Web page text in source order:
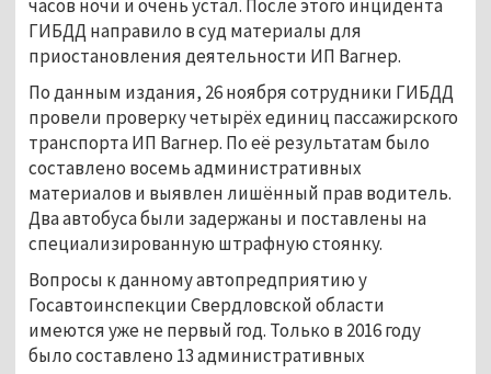
часов ночи и очень устал. После этого инцидента
ГИБДД направило в суд материалы для
приостановления деятельности ИП Вагнер.
По данным издания, 26 ноября сотрудники ГИБДД
провели проверку четырёх единиц пассажирского
транспорта ИП Вагнер. По её результатам было
составлено восемь административных
материалов и выявлен лишённый прав водитель.
Два автобуса были задержаны и поставлены на
специализированную штрафную стоянку.
Вопросы к данному автопредприятию у
Госавтоинспекции Свердловской области
имеются уже не первый год. Только в 2016 году
было составлено 13 административных